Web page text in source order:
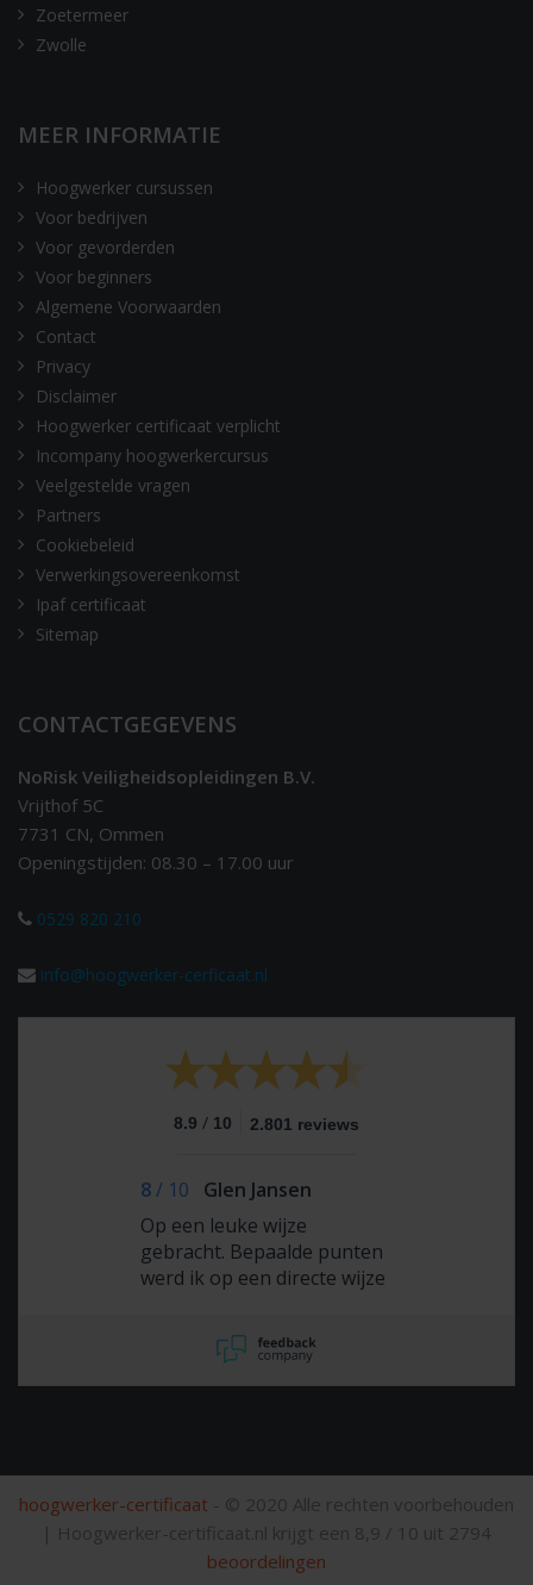
Zoetermeer
Zwolle
MEER INFORMATIE
Hoogwerker cursussen
Voor bedrijven
Voor gevorderden
Voor beginners
Algemene Voorwaarden
Contact
Privacy
Disclaimer
Hoogwerker certificaat verplicht
Incompany hoogwerkercursus
Veelgestelde vragen
Partners
Cookiebeleid
Verwerkingsovereenkomst
Ipaf certificaat
Sitemap
CONTACTGEGEVENS
NoRisk Veiligheidsopleidingen B.V.
Vrijthof 5C
7731 CN, Ommen
Openingstijden: 08.30 – 17.00 uur
0529 820 210
info@hoogwerker-cerficaat.nl
8.9 / 10 2.801 reviews
8/ 10
Glen Jansen
Op een leuke wijze
gebracht. Bepaalde punten
werd ik op een directe wijze
praktijkvoorbeelden.
hoogwerker-certificaat - © 2020 Alle rechten voorbehouden
| Hoogwerker-certificaat.nl krijgt een 8,9 / 10 uit 2794
beoordelingen